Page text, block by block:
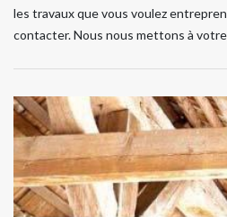
les travaux que vous voulez
contacter. Nous nous mettons à